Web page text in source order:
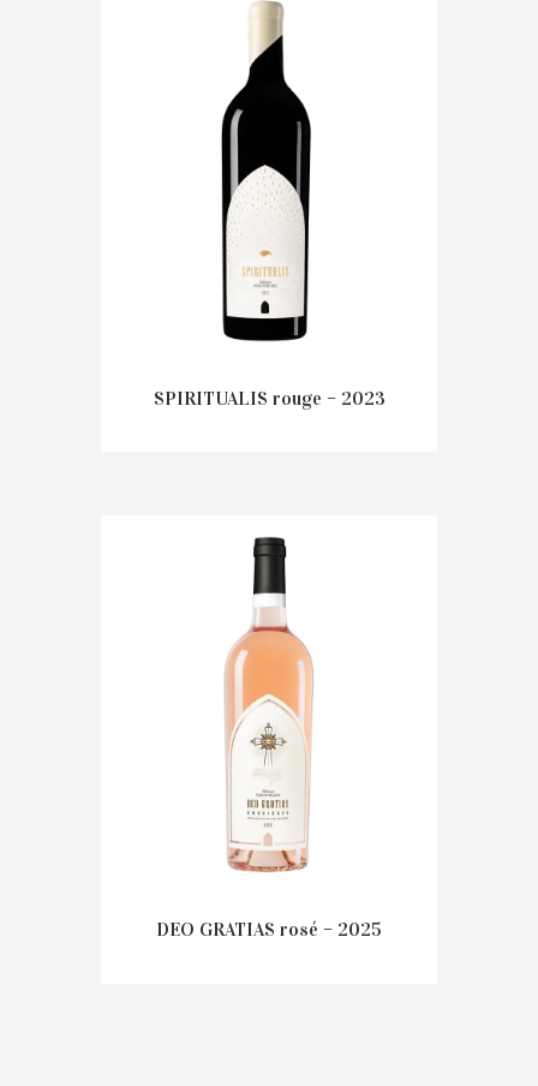
Prix au carton
AJOUTER AU PANIER
SPIRITUALIS rouge – 2023
246.00
Prix au carton
DEO GRATIAS rosé – 2025